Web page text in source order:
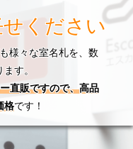
ください
様々な室名札を、数
す。
直販ですので、高品
格です！